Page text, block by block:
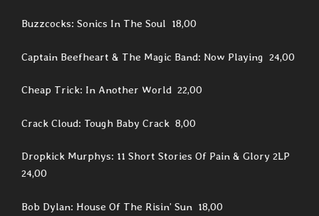
Buzzcocks: Sonics In The Soul 18,00
Captain Beefheart & The Magic Band: Now Playing 24,00
Cheap Trick: In Another World 22,00
Crack Cloud: Tough Baby Crack 8,00
Dropkick Murphys: 11 Short Stories Of Pain & Glory 2LP
24,00
Bob Dylan: House Of The Risin’ Sun 18,00